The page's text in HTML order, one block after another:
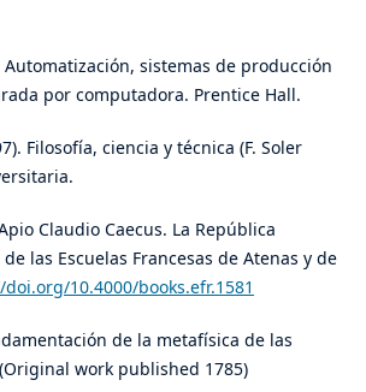
Automatización, sistemas de producción
por computadora. Prentice Hall.
Filosofía, ciencia y técnica (F. Soler
Claudio Caecus. La República
las Escuelas Francesas de Atenas y de
10.4000/books.efr.1581
de la metafísica de las
work published 1785)